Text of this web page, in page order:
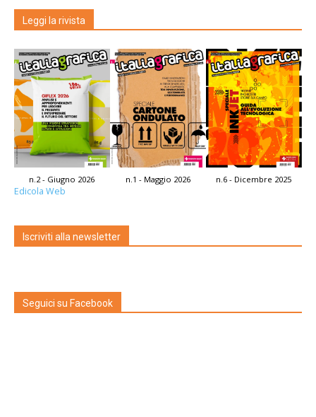
Leggi la rivista
n.2 - Giugno 2026 n.1 - Maggio 2026 n.6 - Dicembre 2025
Edicola Web
Iscriviti alla newsletter
Seguici su Facebook